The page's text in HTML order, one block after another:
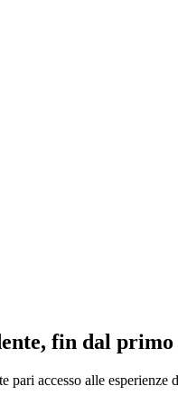
fin dal
pari accesso alle